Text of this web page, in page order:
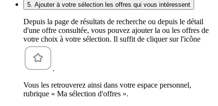
5. Ajouter à votre sélection les offres qui vous intéressent
Depuis la page de résultats de recherche ou depuis le détail
d'une offre consultée, vous pouvez ajouter la ou les offres de
votre choix à votre sélection. Il suffit de cliquer sur l'icône
.
Vous les retrouverez ainsi dans votre espace personnel,
rubrique « Ma sélection d'offres ».